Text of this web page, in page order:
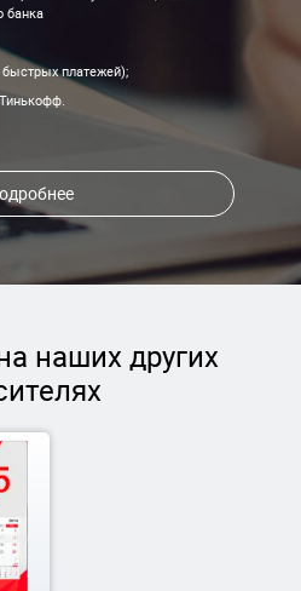
банка
платежей);
наших других